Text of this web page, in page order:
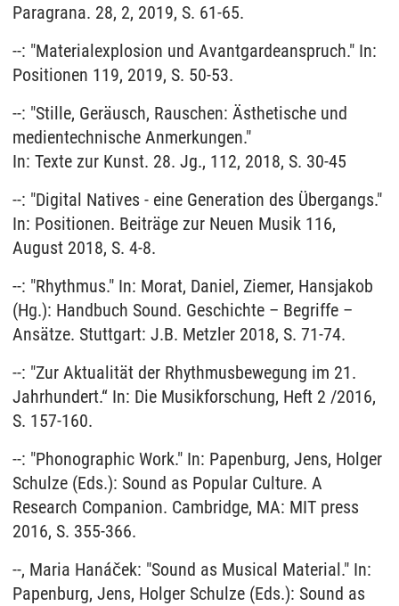
Paragrana. 28, 2, 2019, S. 61-65.
--: "Materialexplosion und Avantgardeanspruch." In:
Positionen 119, 2019, S. 50-53.
--: "Stille, Geräusch, Rauschen: Ästhetische und
medientechnische Anmerkungen."
In: Texte zur Kunst. 28. Jg., 112, 2018, S. 30-45
--: "Digital Natives - eine Generation des Übergangs."
In: Positionen. Beiträge zur Neuen Musik 116,
August 2018, S. 4-8.
--: "Rhythmus." In: Morat, Daniel, Ziemer, Hansjakob
(Hg.): Handbuch Sound. Geschichte – Begriffe –
Ansätze. Stuttgart: J.B. Metzler 2018, S. 71-74.
--: "Zur Aktualität der Rhythmusbewegung im 21.
Jahrhundert.“ In: Die Musikforschung, Heft 2 /2016,
S. 157-160.
--: "Phonographic Work." In: Papenburg, Jens, Holger
Schulze (Eds.): Sound as Popular Culture. A
Research Companion. Cambridge, MA: MIT press
2016, S. 355-366.
--, Maria Hanáček: "Sound as Musical Material." In:
Papenburg, Jens, Holger Schulze (Eds.): Sound as